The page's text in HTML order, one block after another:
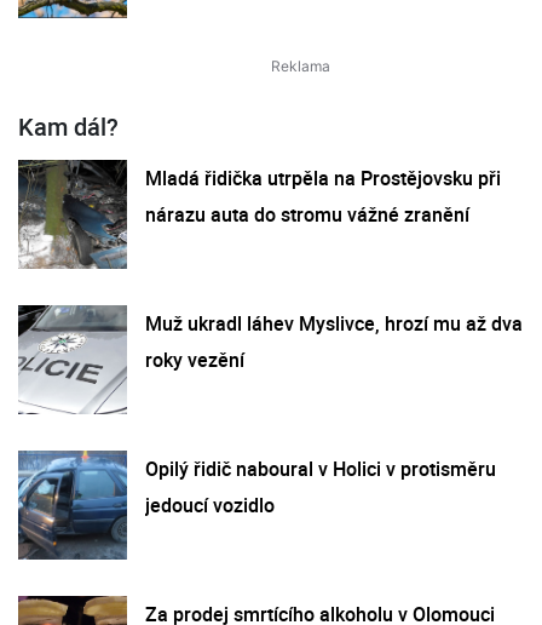
Kam dál?
Mladá řidička utrpěla na Prostějovsku při
nárazu auta do stromu vážné zranění
Muž ukradl láhev Myslivce, hrozí mu až dva
roky vezění
Opilý řidič naboural v Holici v protisměru
jedoucí vozidlo
Za prodej smrtícího alkoholu v Olomouci